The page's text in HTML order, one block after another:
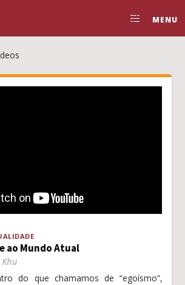
MENU
ao Mundo Atual
do que chamamos de “egoísmo”,